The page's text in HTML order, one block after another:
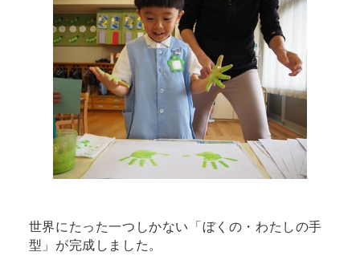
世界にたった一つしかない「ぼくの・わたしの手
型」が完成しました。